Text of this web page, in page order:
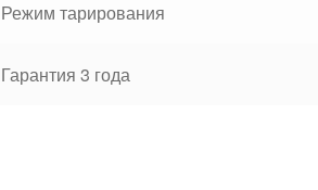
Режим тарирования
Гарантия 3 года